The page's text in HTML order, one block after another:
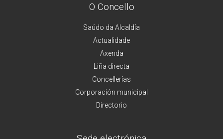
O Concello
Saúdo da Alcaldía
Actualidade
Axenda
Liña directa
Concellerías
Corporación municipal
Directorio